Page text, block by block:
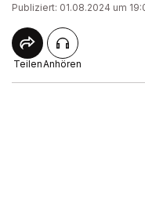
Publiziert: 01.08.2024 um
TeilenAnhören